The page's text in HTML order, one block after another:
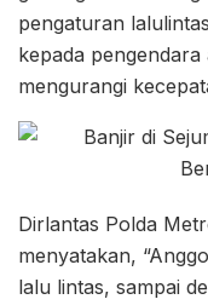
pengaturan
kepada
mengurangi
Dirlantas Polda
menyatakan,
lalu lintas, sampai